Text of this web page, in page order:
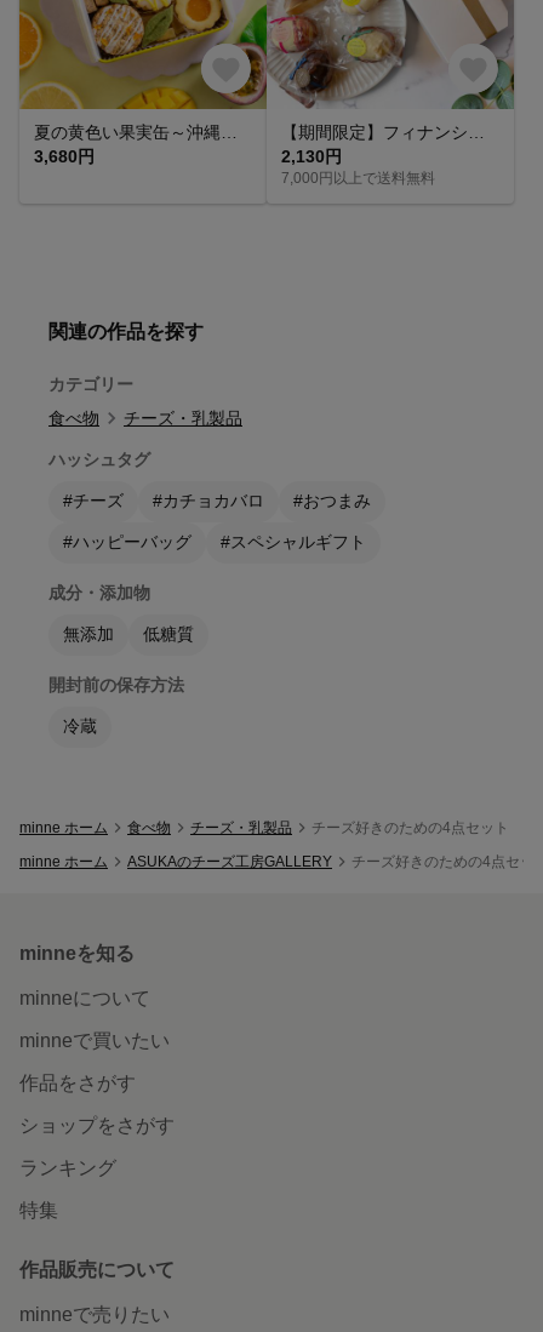
3,680円
2,130円
7,000円以上で送料無料
関連の作品を探す
カテゴリー
食べ物
チーズ・乳製品
ハッシュタグ
#チーズ #カチョカバロ #おつまみ
#ハッピーバッグ #スペシャルギフト
成分・添加物
無添加 低糖質
開封前の保存方法
冷蔵
minne ホーム 食べ物 チーズ・乳製品
チーズ好きのための4点セット
minne ホーム
ASUKAのチーズ工房GALLERY チーズ好きのための4点セッ
minneを知る
minneについて
minneで買いたい
作品をさがす
ショップをさがす
ランキング
特集
作品販売について
minneで売りたい